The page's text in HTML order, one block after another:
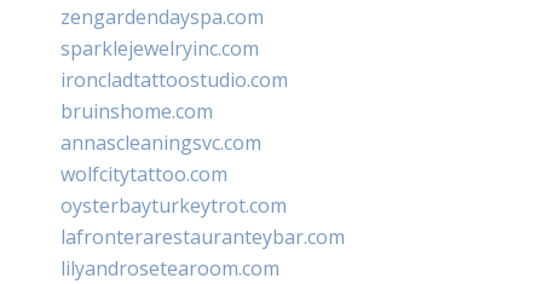
zengardendayspa.com
sparklejewelryinc.com
ironcladtattoostudio.com
bruinshome.com
annascleaningsvc.com
wolfcitytattoo.com
oysterbayturkeytrot.com
lafronterarestauranteybar.com
lilyandrosetearoom.com